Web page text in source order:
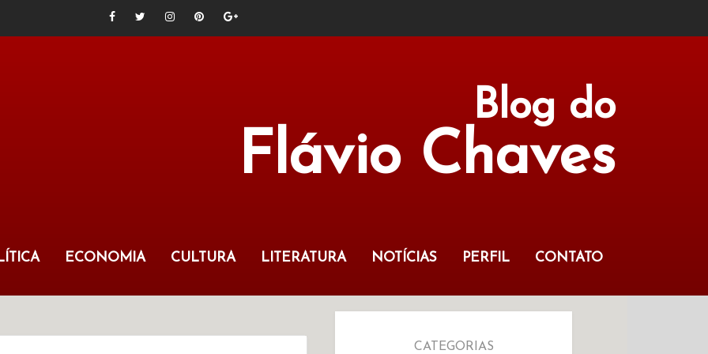
Blog do
Flávio Chaves
ECONOMIA CULTURA LITERATURA NOTÍCIAS PERFIL CONTATO
CATEGORIAS